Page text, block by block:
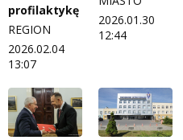
profilaktykę
REGION
2026.02.04
13:07
2026.01.30
12:44